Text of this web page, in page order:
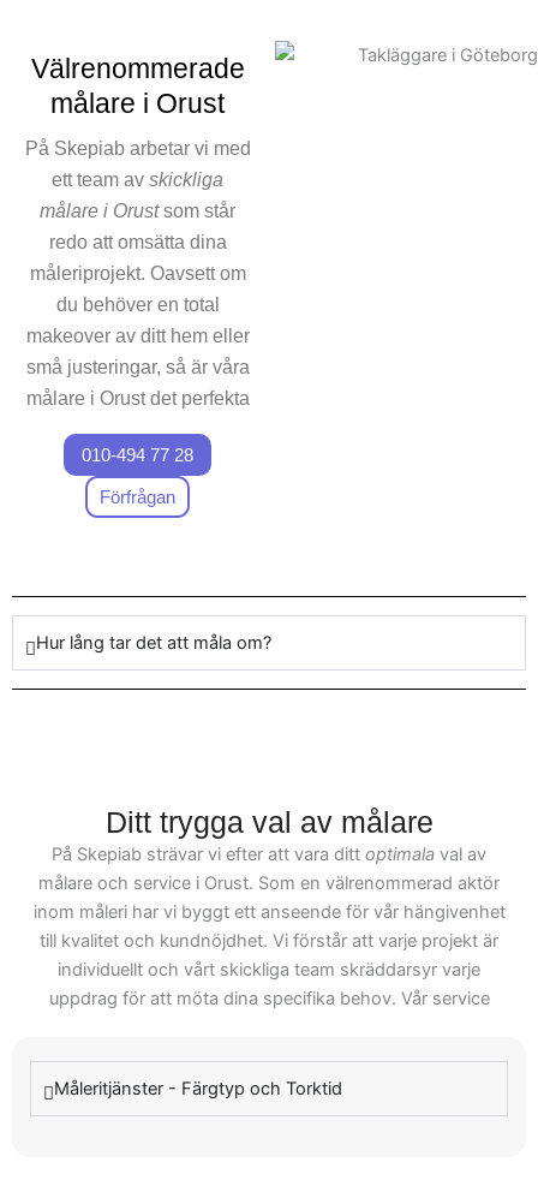
förstår vikten av exakta
Välrenommerade
målare i Orust
På Skepiab arbetar vi med
ett team avskickliga
målare i Orustsom står
redo att omsätta dina
måleriprojekt. Oavsett om
du behöver en total
makeover av ditt hem eller
små justeringar, så är våra
målare i Orust det perfekta
valet för att garantera att
arbetet utförs med högsta
kvalitet. Att ha ett team av
erfarna målare gör hela
toppklass. Våra målare i
Orust har år av verklig
grund av vår pålitlighet
och förmåga att erbjuda
resultat som överglänser
förväntningarna. Gör som
många andra i Orust och
välj Skepiab för ditt nästa
målare kan göra.
010-494 77 28
Förfrågan
Hur lång tar det att måla om?
Ditt trygga val av målare
På Skepiab strävar vi efter att vara ditt optimala val av
målare och service i Orust. Som en välrenommerad aktör
inom måleri har vi byggt ett anseende för vår hängivenhet
till kvalitet och kundnöjdhet. Vi förstår att varje projekt är
individuellt och vårt skickliga team skräddarsyr varje
uppdrag för att möta dina specifika behov. Vår service
färgprojekt, och vi säkerställer alltid förstklassigt resultat.
Vår långa erfarenhet och expertis gör oss till det självklara
valet när det kommer till målare i Orust. Vi vill att du ska
Måleritjänster - Färgtyp och Torktid